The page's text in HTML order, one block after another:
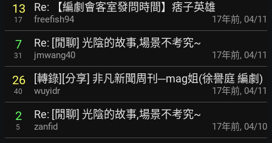
13
17
Re: 【編劇會客室發問時間】痞子英雄
freefish94 17年前, 04/11
7
31
Re: [閒聊] 光陰的故事,場景不考究~
jmwang40 17年前, 04/11
26
40
[轉錄][分享] 非凡新聞周刊─mag姐(徐譽庭 編劇)
wuyidr 17年前, 04/11
2
5
Re: [閒聊] 光陰的故事,場景不考究~
zanfid 17年前, 04/10